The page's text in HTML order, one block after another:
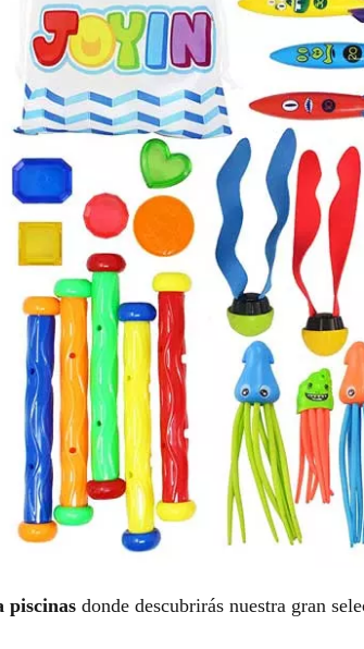
piscinas donde descubrirás nuestra gran